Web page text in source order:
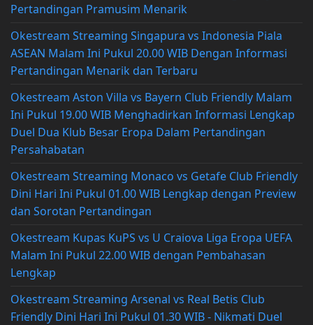
Pertandingan Pramusim Menarik
Okestream Streaming Singapura vs Indonesia Piala
ASEAN Malam Ini Pukul 20.00 WIB Dengan Informasi
Pertandingan Menarik dan Terbaru
Okestream Aston Villa vs Bayern Club Friendly Malam
Ini Pukul 19.00 WIB Menghadirkan Informasi Lengkap
Duel Dua Klub Besar Eropa Dalam Pertandingan
Persahabatan
Okestream Streaming Monaco vs Getafe Club Friendly
Dini Hari Ini Pukul 01.00 WIB Lengkap dengan Preview
dan Sorotan Pertandingan
Okestream Kupas KuPS vs U Craiova Liga Eropa UEFA
Malam Ini Pukul 22.00 WIB dengan Pembahasan
Lengkap
Okestream Streaming Arsenal vs Real Betis Club
Friendly Dini Hari Ini Pukul 01.30 WIB - Nikmati Duel